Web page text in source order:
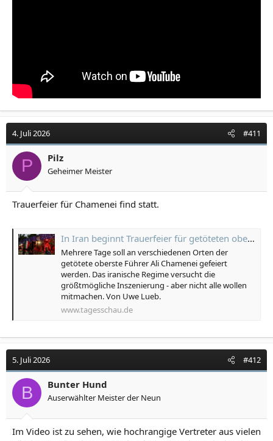
4. Juli 2026 #411
P Pilz
Geheimer Meister
Trauerfeier für Chamenei find statt.
In Iran beginnt Trauerfeier für getöteten obersten Führer Chamenei
Mehrere Tage soll an verschiedenen Orten der
getötete oberste Führer Ali Chamenei gefeiert
werden. Das iranische Regime versucht die
größtmögliche Inszenierung - aber nicht alle wollen
mitmachen. Von Uwe Lueb.
www.tagesschau.de
5. Juli 2026 #412
B Bunter Hund
Auserwählter Meister der Neun
Im Video ist zu sehen, wie hochrangige Vertreter aus vielen